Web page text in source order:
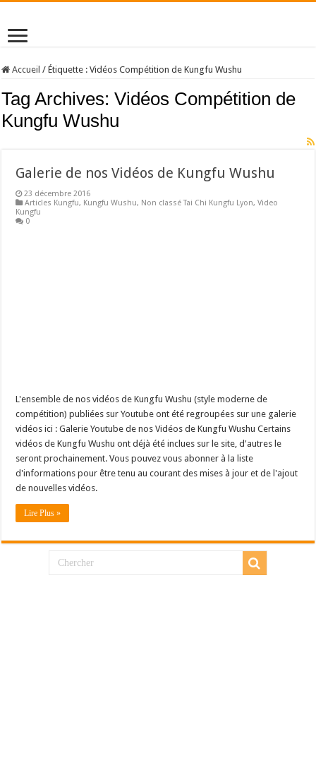
Accueil / Étiquette :Vidéos Compétition de Kungfu Wushu
Tag Archives:Vidéos Compétition de
Kungfu Wushu
Galerie de nos Vidéos de Kungfu Wushu
23 décembre 2016
Articles Kungfu, Kungfu Wushu, Non classé Tai Chi Kungfu Lyon,Video
Kungfu
0
L'ensemble de nos vidéos de Kungfu Wushu (style moderne de
compétition) publiées sur Youtube ont été regroupées sur une galerie
vidéos ici : Galerie Youtube de nos Vidéos de Kungfu Wushu Certains
vidéos de Kungfu Wushu ont déjà été inclues sur le site, d'autres le
seront prochainement. Vous pouvez vous abonner à la liste
d'informations pour être tenu au courant des mises à jour et de l'ajout
de nouvelles vidéos.
Lire Plus »